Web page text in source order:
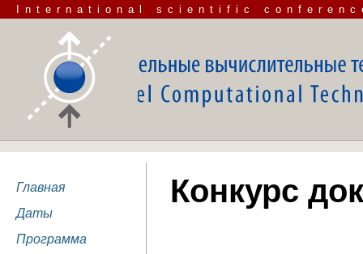
International scientific
Главная
Даты
Программа
Конкурс